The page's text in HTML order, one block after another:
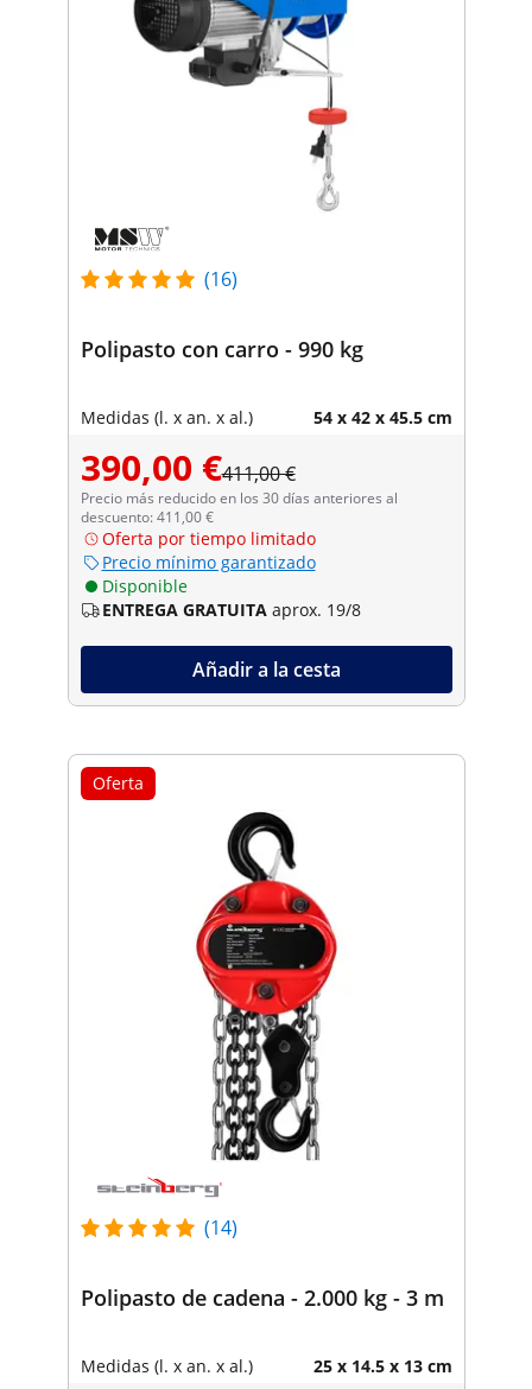
(16)
Polipasto con carro - 990 kg
Medidas (l. x an. x al.) 54 x 42 x 45.5 cm
390,00 €411,00 €
Precio más reducido en los 30 días anteriores al
descuento: 411,00 €
Oferta por tiempo limitado
Precio mínimo garantizado
Disponible
ENTREGA GRATUITA aprox. 19/8
Añadir a la cesta
Oferta
(14)
Polipasto de cadena - 2.000 kg - 3 m
Medidas (l. x an. x al.) 25 x 14.5 x 13 cm